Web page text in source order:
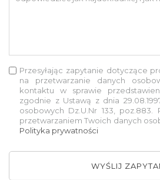
Przesyłając zapytanie dotyczące
na przetwarzanie danych
kontaktu w sprawie
zgodnie z Ustawą z dnia
osobowych Dz.U.Nr 133, poz.883.
przetwarzaniem Twoich danych
Polityka prywatności
WYŚLIJ